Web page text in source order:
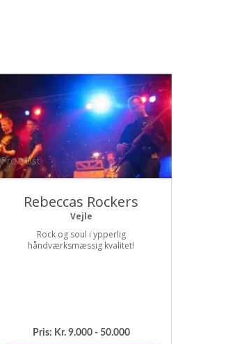
ProArtist
Rebeccas Rockers
Vejle
Rock og soul i ypperlig
håndværksmæssig kvalitet!
Pris: Kr. 9.000 - 50.000